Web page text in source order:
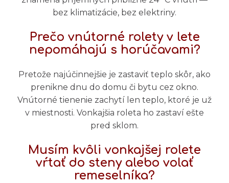
bez klimatizácie, bez elektriny.
Prečo vnútorné rolety v lete
nepomáhajú s horúčavami?
Pretože najúčinnejšie je zastaviť teplo skôr, ako
prenikne dnu do domu či bytu cez okno.
Vnútorné tienenie zachytí len teplo, ktoré je už
v miestnosti. Vonkajšia roleta ho zastaví ešte
pred sklom.
Musím kvôli vonkajšej rolete
vŕtať do steny alebo volať
remeselníka?